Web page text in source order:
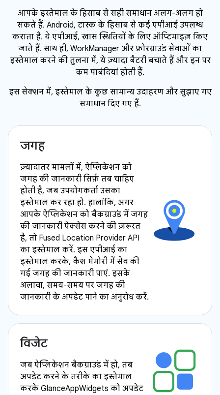
आपके इस्तेमाल के हिसाब से सही समाधान अलग-अलग हो
सकते हैं. Android, टास्क के हिसाब से कई एपीआई उपलब्ध
कराता है. ये एपीआई, खास स्थितियों के लिए ऑप्टिमाइज़ किए
जाते हैं. साथ ही, WorkManager और फ़ोरग्राउंड सेवाओं का
इस्तेमाल करने की तुलना में, ये ज़्यादा बैटरी बचाते हैं और इन पर
कम पाबंदियां होती हैं.
इस सेक्शन में, इस्तेमाल के कुछ सामान्य उदाहरण और सुझाए गए
समाधान दिए गए हैं.
जगह
ज़्यादातर मामलों में, ऐप्लिकेशन को
जगह की जानकारी सिर्फ़ तब चाहिए
होती है, जब उपयोगकर्ता उसका
इस्तेमाल कर रहा हो. हालांकि, अगर
आपके ऐप्लिकेशन को बैकग्राउंड में जगह
की जानकारी ऐक्सेस करने की ज़रूरत
है, तो Fused Location Provider API
का इस्तेमाल करें. इस एपीआई का
इस्तेमाल करके, कैश मेमोरी में सेव की
गई जगह की जानकारी पाएं. इसके
अलावा, समय-समय पर जगह की
जानकारी के अपडेट पाने का अनुरोध करें.
विजेट
जब ऐप्लिकेशन बैकग्राउंड में हो, तब
अपडेट करने के तरीके का इस्तेमाल
करके GlanceAppWidgets को अपडेट